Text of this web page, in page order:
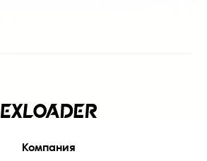
Компания